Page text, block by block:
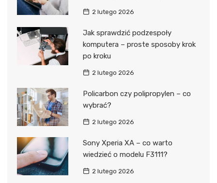
2 lutego 2026
Jak sprawdzić podzespoły
komputera – proste sposoby krok
po kroku
2 lutego 2026
Policarbon czy polipropylen – co
wybrać?
2 lutego 2026
Sony Xperia XA – co warto
wiedzieć o modelu F3111?
2 lutego 2026